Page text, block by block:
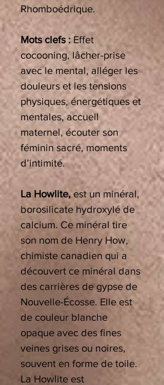
Rhomboédrique.
Mots clefs :Effet
cocooning, lâcher-prise
avec le mental, alléger les
douleurs et les tensions
physiques, énergétiques et
mentales, accueil
maternel, écouter son
féminin sacré, moments
d’intimité.
La Howlite,est un minéral,
borosilicate hydroxylé de
calcium. Ce minéral tire
son nom de Henry How,
chimiste canadien qui a
découvert ce minéral dans
des carrières de gypse de
Nouvelle-Écosse. Elle est
de couleur blanche
opaque avec des fines
veines grises ou noires,
souvent en forme de toile.
La Howlite est